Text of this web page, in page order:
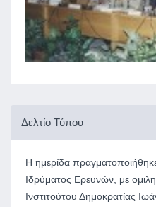
Δελτίο Τύπου
Η ημερίδα
Ιδρύματος Ερευνών, με
Ινστιτούτου Δημοκρατίας